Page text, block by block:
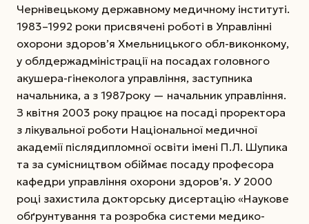
Чернівецькому державному медичному інституті.
1983–1992 роки присвячені роботі в Управлінні
охорони здоров’я Хмельницького обл-виконкому,
у облдержадміністрації на посадах головного
акушера-гінеколога управління, заступника
начальника, а з 1987року — начальник управління.
З квітня 2003 року працює на посаді проректора
з лікувальної роботи Національної медичної
академії післядипломної освіти імені П.Л. Шупика
та за сумісництвом обіймає посаду професора
кафедри управління охорони здоров’я. У 2000
році захистила докторську дисертацію «Наукове
обґрунтування та розробка системи медико-